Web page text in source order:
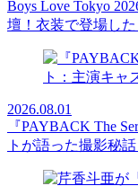
Boys Love Tokyo
壇！衣装で登場し
2026.08.01
『PAYBACK The
トが語った撮影秘